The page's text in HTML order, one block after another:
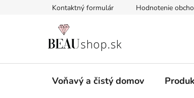
Kontaktný formulár Hodnotenie
Voňavý a čistý domov